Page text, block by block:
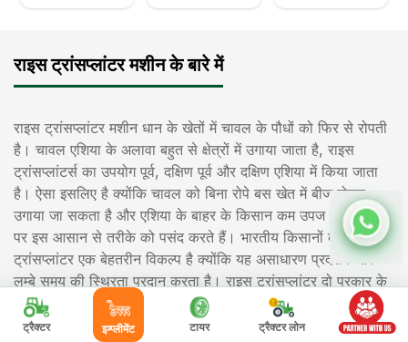
राइस ट्रांसप्लांटर मशीन के बारे में
राइस ट्रांसप्लांटर मशीन धान के खेतों में चावल के पौधों को फिर से रोपती
है। चावल एशिया के अलावा बहुत से क्षेत्रों में उगाया जाता है, राइस
ट्रांसप्लांटर्स का उपयोग पूर्व, दक्षिण पूर्व और दक्षिण एशिया में किया जाता
है। ऐसा इसलिए है क्योंकि चावल को बिना रोपे बस खेत में बीज बोकर
उगाया जा सकता है और एशिया के बाहर के किसान कम उपज की कीमत
पर इस आसान से तरीके को पसंद करते हैं। भारतीय किसानों के लिए राइस
ट्रांसप्लांटर एक बेहतरीन विकल्प है क्योंकि यह असाधारण प्रदर्शन और
लम्बे समय की स्थिरता प्रदान करता है। राइस ट्रांसप्लांटर दो प्रकार के
होते हैं राइडिंग टाइप और वॉकिंग टाइप । राइस ट्रांसप्लांटर में लगेज्ड
व्हील्स, ट्रांसमिशन, मूवर, इंजन, सीडलिंग ट्रे (यह एक साथ चिपके हुए
ट्रैक्टर इम्प्लीमेंट टायर ट्रैक्टर लोन